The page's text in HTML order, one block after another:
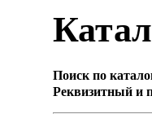
Поиск по
Реквизитный и